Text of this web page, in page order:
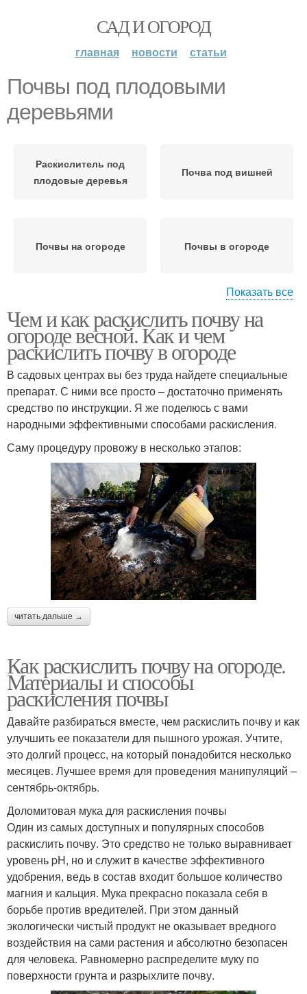
САД И ОГОРОД
главная новости статьи
Почвы под плодовыми
деревьями
Раскислитель под
плодовые деревья
Почва под вишней
Почвы на огороде Почвы в огороде
Почвы на участке Известняк в почву
Показать все
Чем и как раскислить почву на
огороде весной. Как и чем
раскислить почву в огороде
В садовых центрах вы без труда найдете специальные
препарат. С ними все просто – достаточно применять
средство по инструкции. Я же поделюсь с вами
народными эффективными способами раскисления.
Саму процедуру провожу в несколько этапов:
читать дальше →
Как раскислить почву на огороде.
Материалы и способы
раскисления почвы
Давайте разбираться вместе, чем раскислить почву и как
улучшить ее показатели для пышного урожая. Учтите,
это долгий процесс, на который понадобится несколько
месяцев. Лучшее время для проведения манипуляций –
сентябрь-октябрь.
Доломитовая мука для раскисления почвы
Один из самых доступных и популярных способов
раскислить почву. Это средство не только выравнивает
уровень pH, но и служит в качестве эффективного
удобрения, ведь в состав входит большое количество
магния и кальция. Мука прекрасно показала себя в
борьбе против вредителей. При этом данный
экологически чистый продукт не оказывает вредного
воздействия на сами растения и абсолютно безопасен
для человека. Равномерно распределите муку по
поверхности грунта и разрыхлите почву.